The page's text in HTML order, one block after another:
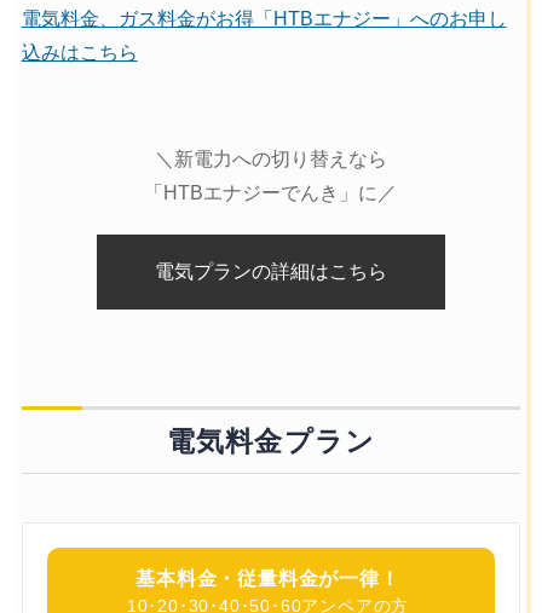
電気料金、ガス料金がお得「HTBエナジー」へのお申し
込みはこちら
＼新電力への切り替えなら
「HTBエナジーでんき」に／
電気プランの詳細はこちら
電気料金プラン
基本料金・従量料金が一律！
10･20･30･40･50･60アンペアの方